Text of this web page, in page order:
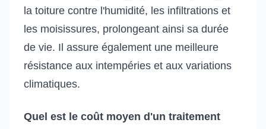
la toiture contre l'humidité, les infiltrations et
les moisissures, prolongeant ainsi sa durée
de vie. Il assure également une meilleure
résistance aux intempéries et aux variations
climatiques.
Quel est le coût moyen d'un traitement